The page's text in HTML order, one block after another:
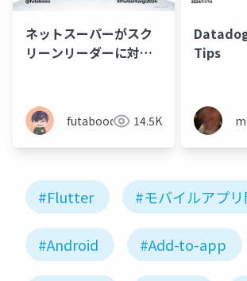
ネットスーパーがスク
リーンリーダーに対応
るユーザー獲得~
futabooo 14.5K
Tips
#Flutter #モバイルアプ
#Android #Add-to-app